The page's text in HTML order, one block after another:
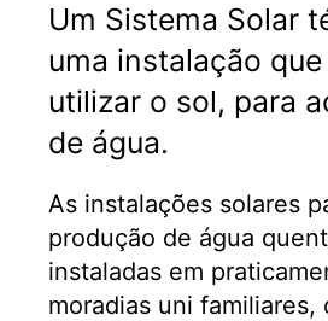
Um Sistema Solar
uma instalação
utilizar o sol, para
de água.
As instalações solares
produção de água
instaladas em
moradias uni familiares,